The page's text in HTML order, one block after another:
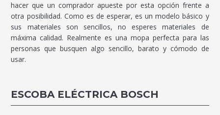
hacer que un comprador apueste por esta opción frente a
otra posibilidad. Como es de esperar, es un modelo básico y
sus materiales son sencillos, no esperes materiales de
máxima calidad. Realmente es una mopa perfecta para las
personas que busquen algo sencillo, barato y cómodo de
usar.
ESCOBA ELÉCTRICA BOSCH